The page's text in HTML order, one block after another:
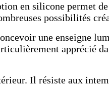
en silicone permet
possibilités
une enseigne
apprécié
Il résiste aux